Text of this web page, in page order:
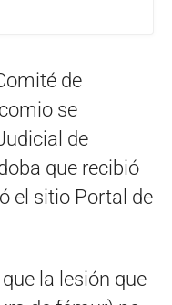
de
se
de
que recibió
el sitio Portal de
la lesión que